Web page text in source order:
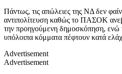
Πάντως, τις απώλειες της ΝΔ δεν
αντιπολίτευση καθώς το ΠΑΣΟΚ
την προηγούμενη δημοσκόπηση, ενώ
υπόλοιπα κόμματα πέφτουν κατά
Advertisement
Advertisement